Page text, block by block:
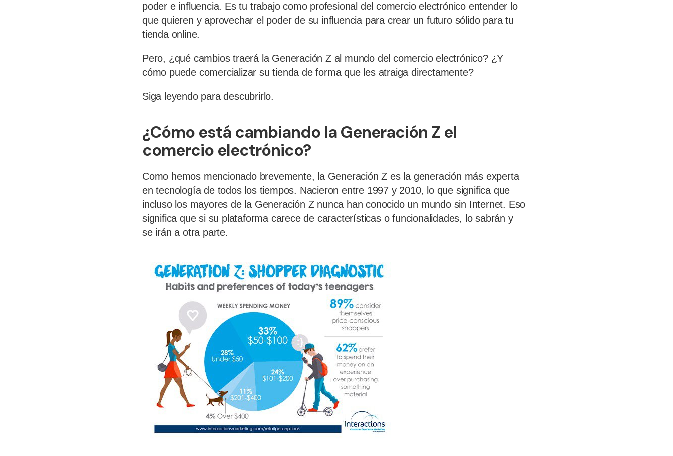
poder e influencia. Es tu trabajo como profesional del comercio electrónico entender lo
que quieren y aprovechar el poder de su influencia para crear un futuro sólido para tu
tienda online.
Pero, ¿qué cambios traerá la Generación Z al mundo del comercio electrónico? ¿Y
cómo puede comercializar su tienda de forma que les atraiga directamente?
Siga leyendo para descubrirlo.
¿Cómo está cambiando la Generación Z el
comercio electrónico?
Como hemos mencionado brevemente, la Generación Z es la generación más experta
en tecnología de todos los tiempos. Nacieron entre 1997 y 2010, lo que significa que
incluso los mayores de la Generación Z nunca han conocido un mundo sin Internet. Eso
significa que si su plataforma carece de características o funcionalidades, lo sabrán y
se irán a otra parte.